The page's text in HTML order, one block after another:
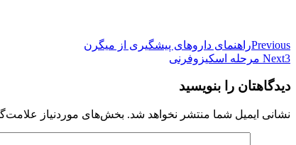
راهبری
نوشته
Previousراهنمای داروهای پیشگیری از میگرن
Next3 مرحله اسکیزوفرنی
دیدگاهتان را بنویسید
نشانی ایمیل شما منتشر نخواهد شد. بخش‌های موردنیاز